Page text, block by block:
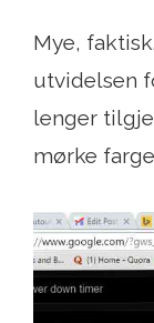
Mye,
utvidelsen
lenger
mørke